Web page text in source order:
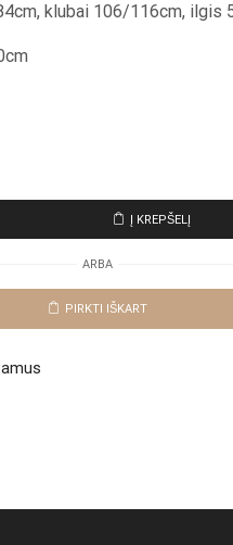
klubai 106/116cm, ilgis
Į KREPŠELĮ
ARBA
PIRKTI IŠKART